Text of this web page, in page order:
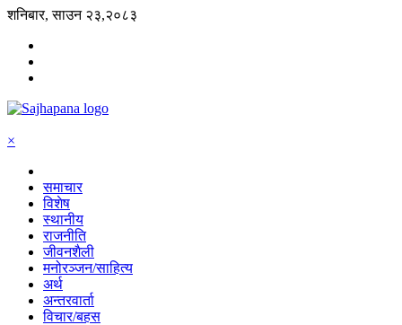
शनिबार, साउन २३,२०८३
×
समाचार
विशेष
स्थानीय
राजनीति
जीवनशैली
मनोरञ्जन/साहित्य
अर्थ
अन्तरवार्ता
विचार/बहस